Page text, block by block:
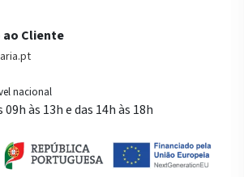
ao Cliente
nacional
às 13h e das 14h às 18h